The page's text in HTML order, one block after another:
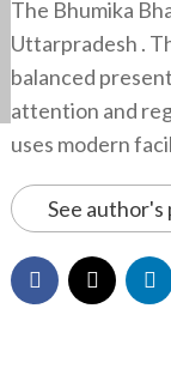
The Bhumika
Uttarpradesh .
balanced
attention and
uses modern
See author's